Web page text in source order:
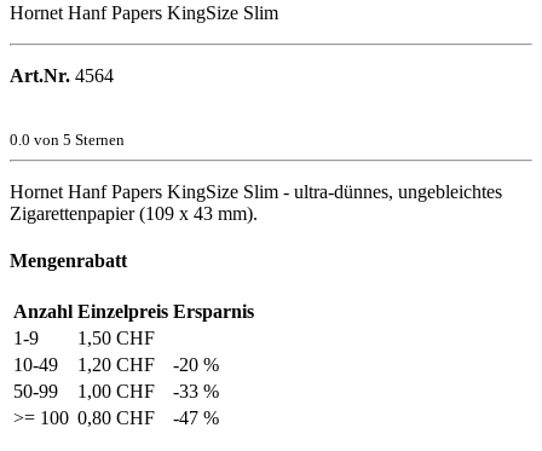
Hornet Hanf Papers KingSize Slim
Art.Nr. 4564
0.0 von 5 Sternen
Hornet Hanf Papers KingSize Slim - ultra-dünnes, ungebleichtes
Zigarettenpapier (109 x 43 mm).
Mengenrabatt
Anzahl Einzelpreis Ersparnis
1-9
1,50 CHF
10-49
1,20 CHF
-20 %
50-99
1,00 CHF
-33 %
>= 100 0,80 CHF -47 %